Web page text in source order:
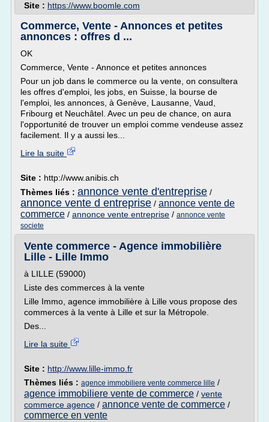
Site : https://www.boomle.com
Commerce, Vente - Annonces et petites
annonces : offres d ...
OK
Commerce, Vente - Annonce et petites annonces
Pour un job dans le commerce ou la vente, on consultera
les offres d'emploi, les jobs, en Suisse, la bourse de
l'emploi, les annonces, à Genève, Lausanne, Vaud,
Fribourg et Neuchâtel. Avec un peu de chance, on aura
l'opportunité de trouver un emploi comme vendeuse assez
facilement. Il y a aussi les...
Lire la suite
Site : http://www.anibis.ch
Thèmes liés : annonce vente d'entreprise /
annonce vente d entreprise / annonce vente de
commerce / annonce vente entreprise / annonce vente
societe
Vente commerce - Agence immobilière
Lille - Lille Immo
à LILLE (59000)
Liste des commerces à la vente
Lille Immo, agence immobilière à Lille vous propose des
commerces à la vente à Lille et sur la Métropole.
Des...
Lire la suite
Site : http://www.lille-immo.fr
Thèmes liés : agence immobiliere vente commerce lille /
agence immobiliere vente de commerce / vente
commerce agence / annonce vente de commerce /
commerce en vente